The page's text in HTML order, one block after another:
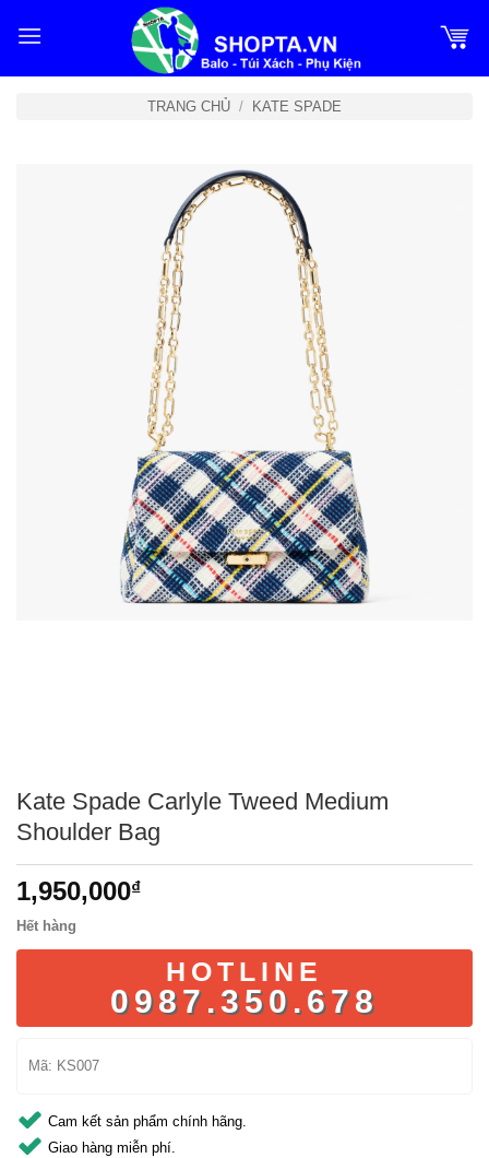
qua
TRANG CHỦ / KATE SPADE
Kate Spade Carlyle Tweed Medium
Shoulder Bag
1,950,000₫
Hết hàng
HOTLINE
0987.350.678
Mã: KS007
Cam kết sản phẩm chính hãng.
Giao hàng miễn phí.